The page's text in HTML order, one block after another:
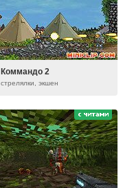
Коммандо 2
стрелялки, экшен